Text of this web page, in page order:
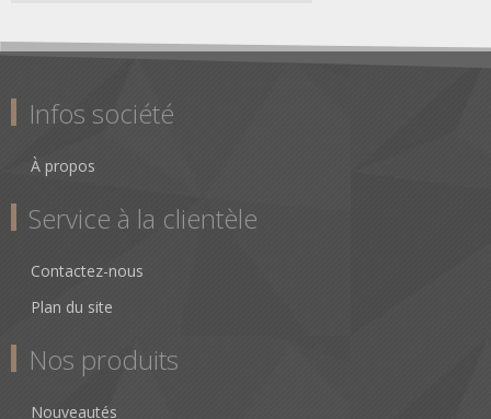
Infos société
À propos
Service à la clientèle
Contactez-nous
Plan du site
Nos produits
Nouveautés